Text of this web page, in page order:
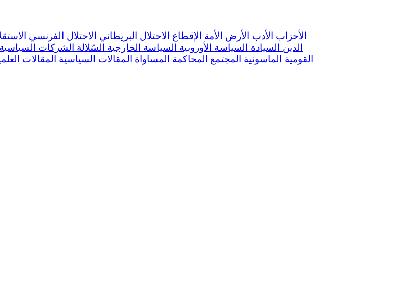
الأحزاب
الأدب الأرض الأمة الإقطاع الاحتلال البريطاني الاحتلال الفرنسي
الدين
السيادة السياسة الأوروبية السياسة الخارجية السّلالة الشركات السياسية
القومية
الماسونية المجتمع المحاكمة المساواة المقالات السياسية المقالات